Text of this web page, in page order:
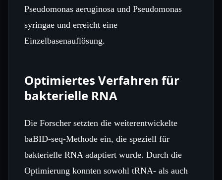
Pseudomonas aeruginosa und Pseudomonas
syringae und erreicht eine
Einzelbasenauflösung.
Optimiertes Verfahren für
bakterielle RNA
Die Forscher setzten die weiterentwickelte
baBID‑seq‑Methode ein, die speziell für
bakterielle RNA adaptiert wurde. Durch die
Optimierung konnten sowohl tRNA‑ als auch